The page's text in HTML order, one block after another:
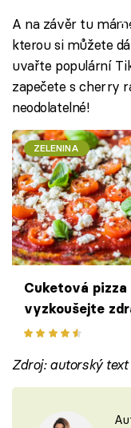
A na závěr tu
kterou si můžete
uvařte populární
zapečete s cherry
neodolatelné!
ZELENINA
Cuketová
vyzkoušejte
alternativu k
Zdroj: autorský text